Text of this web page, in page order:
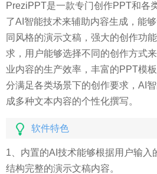
PreziPPT是一款专门创作PPT和各
了AI智能技术来辅助内容生成，能
同风格的演示文稿，强大的创作功
求，用户能够选择不同的创作方式
业内容的生产效率，丰富的PPT模
分满足各类场景下的创作要求，AI
成多种文本内容的个性化撰写。
软件特色
1、内置的AI技术能够根据用户输入
结构完整的演示文稿内容。